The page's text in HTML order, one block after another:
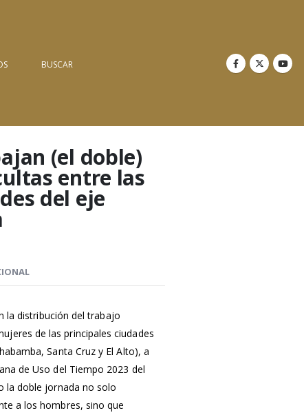
BUSCAR
(el doble)
entre las
del eje
la distribución del trabajo
de las principales ciudades
Santa Cruz y El Alto), a
de Uso del Tiempo 2023 del
la doble jornada no solo
a los hombres, sino que